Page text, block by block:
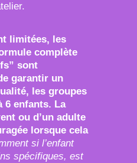
limitées, les
complète
sont
garantir un
les groupes
6 enfants. La
ou d’un adulte
lorsque cela
si l’enfant
spécifiques, est